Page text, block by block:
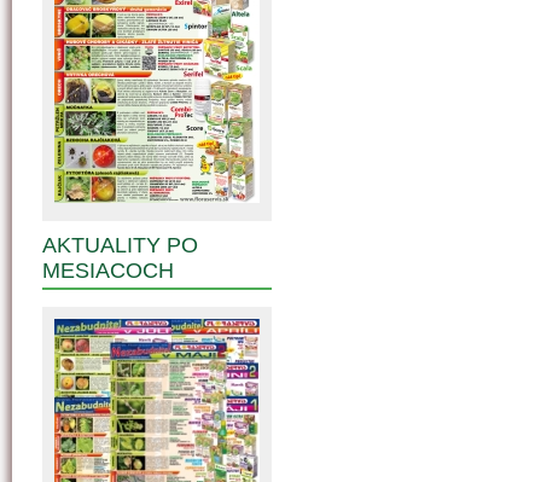
AKTUALITY PO
MESIACOCH